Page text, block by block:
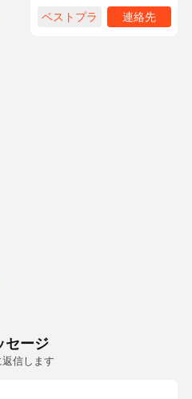
ベストプラ
連絡先
セージ
信します